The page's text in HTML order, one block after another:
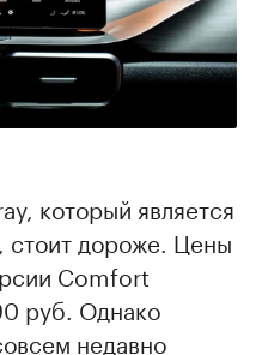
который является
стоит дороже. Цены
Comfort
руб. Однако
недавно